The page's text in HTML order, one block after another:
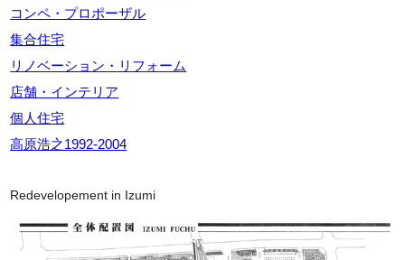
コンペ・プロポーザル
集合住宅
リノベーション・リフォーム
店舗・インテリア
個人住宅
高原浩之1992-2004
Redevelopement in Izumi